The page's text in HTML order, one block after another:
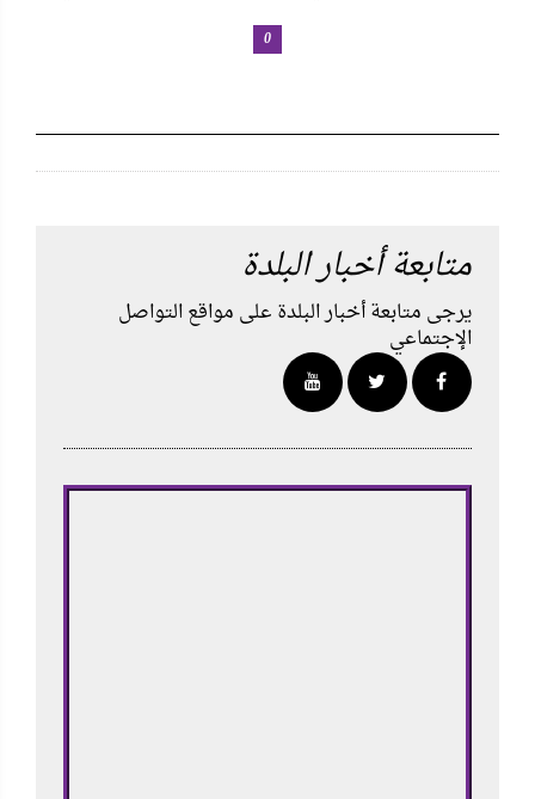
0
متابعة أخبار البلدة
يرجى متابعة أخبار البلدة على مواقع التواصل
الإجتماعي